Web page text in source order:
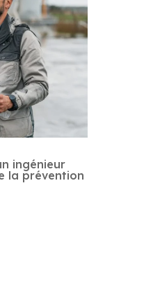
ingénieur
la prévention